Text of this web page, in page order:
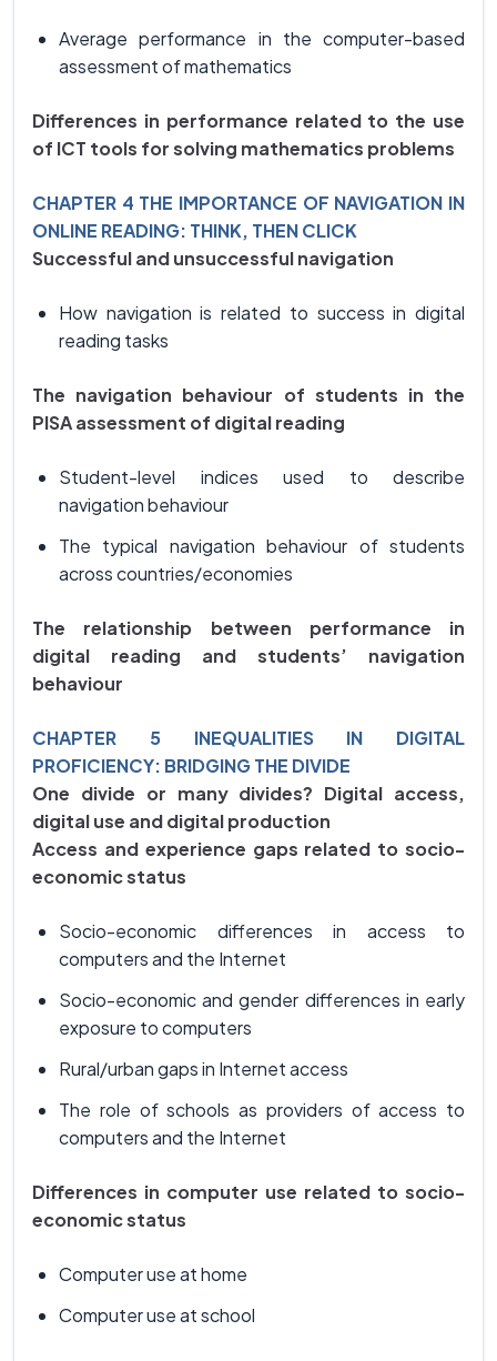
Average performance in the computer-based
assessment of mathematics
Differences in performance related to the use
of ICT tools for solving mathematics problems
CHAPTER 4 THE IMPORTANCE OF NAVIGATION IN
ONLINE READING: THINK, THEN CLICK
Successful and unsuccessful navigation
How navigation is related to success in digital
reading tasks
The navigation behaviour of students in the
PISA assessment of digital reading
Student-level indices used to describe
navigation behaviour
The typical navigation behaviour of students
across countries/economies
The relationship between performance in
digital reading and students’ navigation
behaviour
CHAPTER 5 INEQUALITIES IN DIGITAL
PROFICIENCY: BRIDGING THE DIVIDE
One divide or many divides? Digital access,
digital use and digital production
Access and experience gaps related to socio-
economic status
Socio-economic differences in access to
computers and the Internet
Socio-economic and gender differences in early
exposure to computers
Rural/urban gaps in Internet access
The role of schools as providers of access to
computers and the Internet
Differences in computer use related to socio-
economic status
Computer use at home
Computer use at school